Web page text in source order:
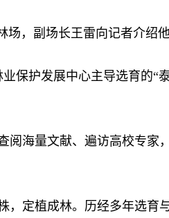
，副场长王雷向记者介绍
护发展中心主导选育的“
海量文献、遍访高校专家
定植成林。历经多年选育